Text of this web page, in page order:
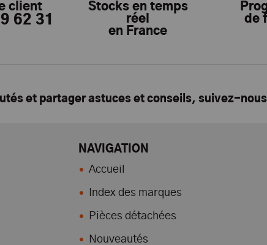
client
62 31
Stocks en temps
réel
en France
de
et partager astuces et conseils, suivez-
NAVIGATION
Accueil
Index des marques
Pièces détachées
Nouveautés